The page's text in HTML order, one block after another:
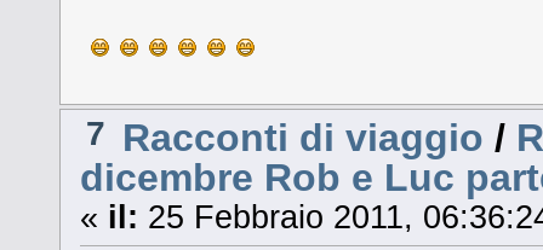
7 Racconti di viaggio /
dicembre Rob e Luc
« il: 25 Febbraio 2011,